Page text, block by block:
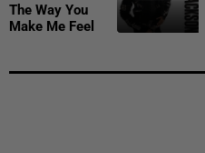
The Way You
Make Me Feel